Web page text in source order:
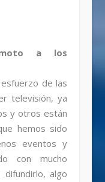
a los
de las
televisión, ya
y otros están
hemos sido
eventos y
con mucho
algo